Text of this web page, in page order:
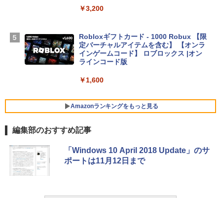
ン 15-fd 15.6インチ 16GBメモリ 512GB
SSD インテル Core 5
￥129,800
Core i5/16GB/SSD 512GB/ホワイト) FM
VWK3E15W_AZ
￥119,800
￥3,200
Robloxギフトカード - 1000 Robux 【限
定バーチャルアイテムを含む】 【オンラ
インゲームコード】 ロブロックス |オン
ラインコード版
￥1,600
Amazonランキングをもっと見る
生成AIパスポート公式テキスト 第４版
￥1,766
Amazon Kindle Paperwhite (16GB) 7イ
ンチディスプレイ、色調調節ライト、12
週間持続バッテリー、広告なし、ブラッ
編集部のおすすめ記事
「Windows 10 April 2018 Update」のサ
ポートは11月12日まで